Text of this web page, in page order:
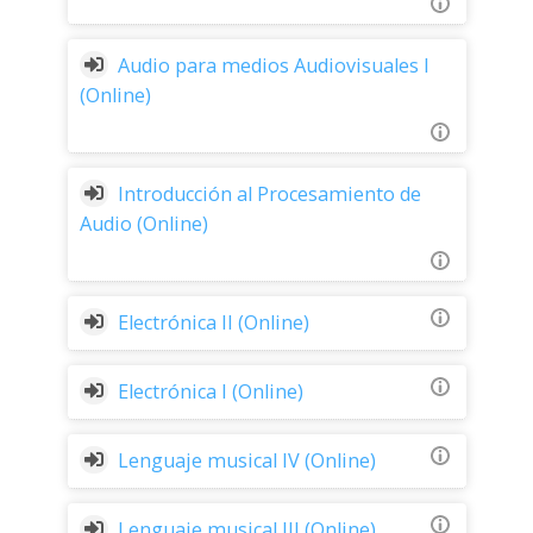
Audio para medios Audiovisuales I
(Online)
Introducción al Procesamiento de
Audio (Online)
Electrónica II (Online)
Electrónica I (Online)
Lenguaje musical IV (Online)